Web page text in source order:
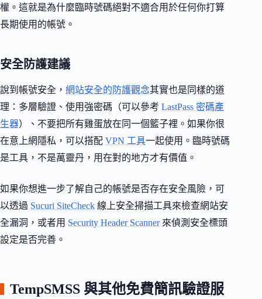
權。這就是為什麼臨時號碼絕對不適合用於任何你打算
長期使用的帳號。
安全防護建議
說到帳號安全， 網站安全的防護觀念其實也是同樣的道
理：多層驗證、使用強密碼（可以參考 LastPass 密碼產
生器）、不要把所有雞蛋放在同一個籃子裡。如果你很
在意上網隱私，可以搭配 VPN 工具一起使用。臨時號碼
是工具，不是萬靈丹，用在對的地方才有價值。
如果你想進一步了解自己的帳號是否存在安全風險，可
以透過 Sucuri SiteCheck 線上安全掃描工具來檢查網站安
全漏洞，或者用 Security Header Scanner來偵測安全標頭
設定是否完善。
TempSMSS 與其他免費簡訊驗證服